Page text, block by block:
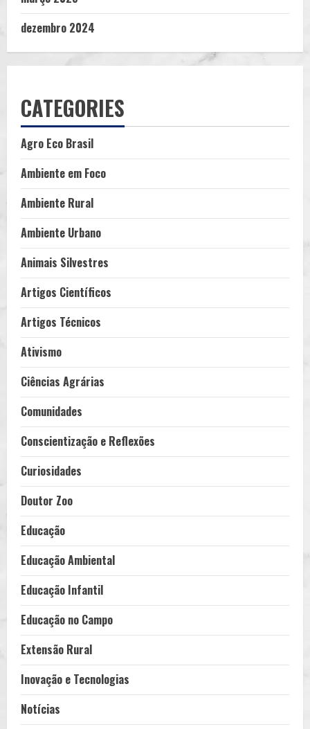
dezembro 2024
CATEGORIES
Agro Eco Brasil
Ambiente em Foco
Ambiente Rural
Ambiente Urbano
Animais Silvestres
Artigos Científicos
Artigos Técnicos
Ativismo
Ciências Agrárias
Comunidades
Conscientização e Reflexões
Curiosidades
Doutor Zoo
Educação
Educação Ambiental
Educação Infantil
Educação no Campo
Extensão Rural
Inovação e Tecnologias
Notícias